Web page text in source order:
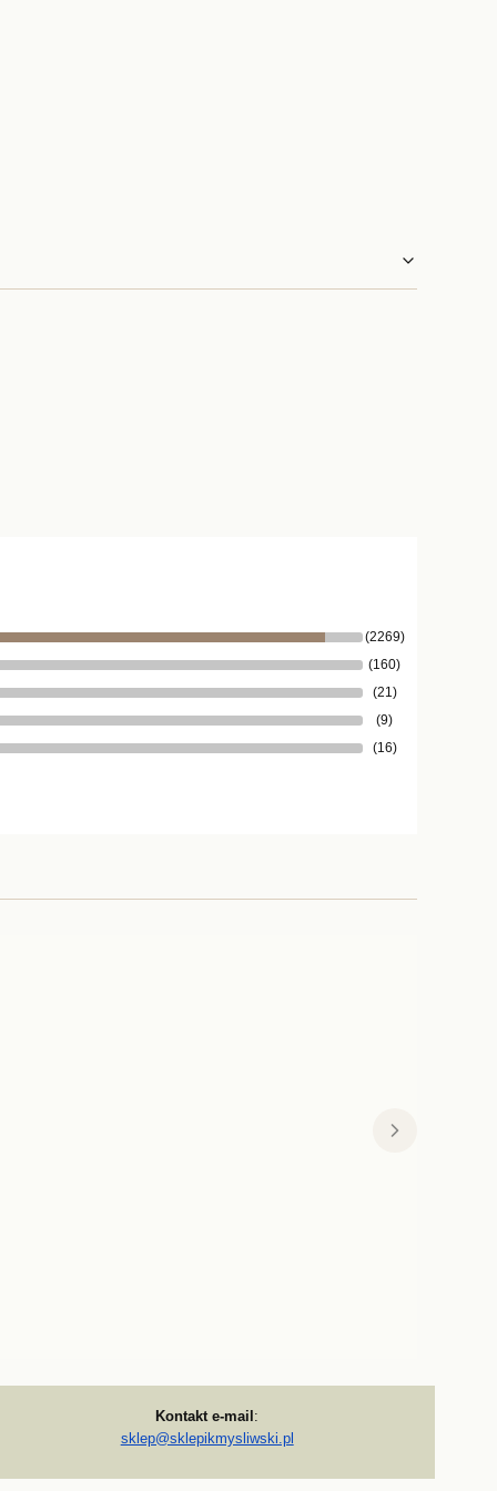
(2269)
(160)
(21)
(9)
(16)
Kontakt e-mail :
sklep@sklepikmysliwski.pl